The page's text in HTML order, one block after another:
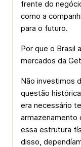
frente do
como a
para o futuro.
Por que o Brasil
mercados da
Não investimos
questão
era necessário
armazenamento
essa estrutura
disso,